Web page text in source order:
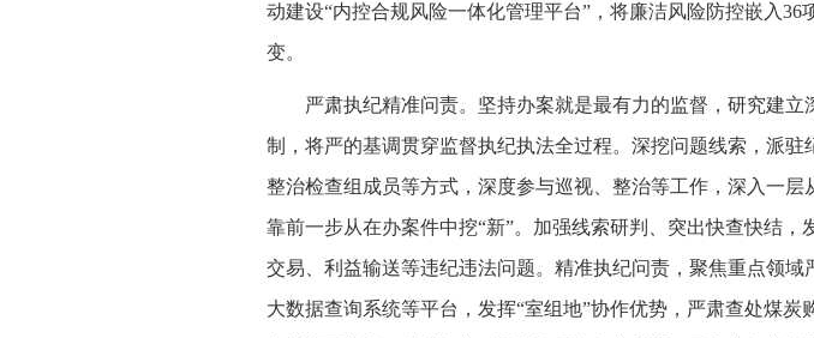
动建设“内控合规风险一体化管理平台”，将廉洁风险防控嵌入
变。
严肃执纪精准问责。坚持办案就是最有力的监督，研究建
制，将严的基调贯穿监督执纪执法全过程。深挖问题线索，派
整治检查组成员等方式，深度参与巡视、整治等工作，深入一
靠前一步从在办案件中挖“新”。加强线索研判、突出快查快结
交易、利益输送等违纪违法问题。精准执纪问责，聚焦重点领
大数据查询系统等平台，发挥“室组地”协作优势，严肃查处煤